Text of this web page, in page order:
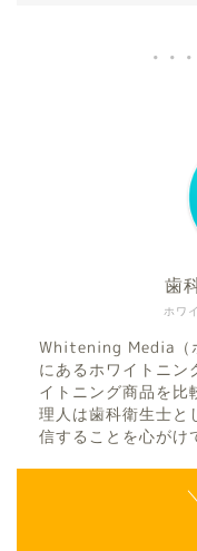
ホワ
歯
Whitening Media（
にあるホワイトニン
イトニング商品を比
理人は歯科衛生士と
信することを心がけ